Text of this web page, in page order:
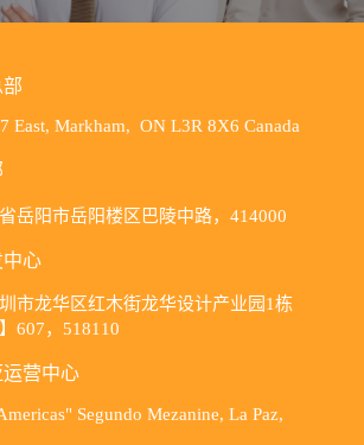
East, Markham, ON L3R 8X6 Canada
岳阳市岳阳楼区巴陵中路，414000
心
市龙华区红木街龙华设计产业园1栋
607，518110
营中心
Segundo Mezanine, La Paz,